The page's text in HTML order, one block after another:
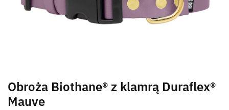
Obroża Biothane® z klamrą Duraflex®
Mauve